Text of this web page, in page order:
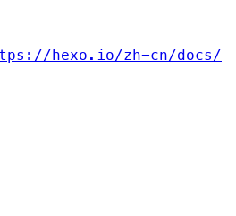
hexo.io/zh-cn/docs/